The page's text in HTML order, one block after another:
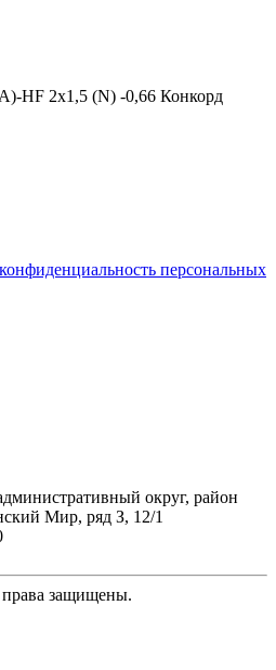
HF 2х1,5 (N) -0,66 Конкорд
персональных
округ, район
Мир, ряд З, 12/1
права защищены.